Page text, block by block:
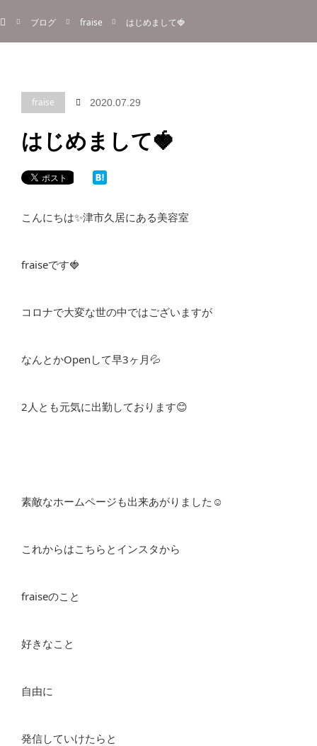
menu
Information
ご予約
ブログ
fraise はじめまして🍓
fraise 2020.07.29
はじめまして🍓
こんにちは✨津市久居にある美容室
fraiseです🍓
コロナで大変な世の中ではございますが
なんとかOpenして早3ヶ月💦
2人とも元気に出勤しております😊
素敵なホームページも出来あがりました☺️
これからはこちらとインスタから
fraiseのこと
好きなこと
自由に
発信していけたらと